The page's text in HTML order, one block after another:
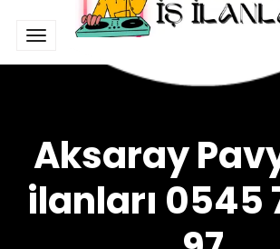
Aksaray
ilanları 0545